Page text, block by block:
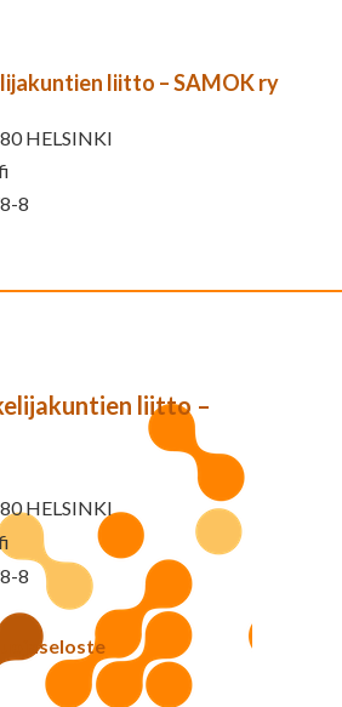
liitto – SAMOK ry
HELSINKI
8
liitto –
HELSINKI
8